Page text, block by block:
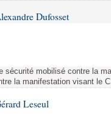
Dufosset
sécurité mobilisé contre la
la manifestation visant le
Leseul